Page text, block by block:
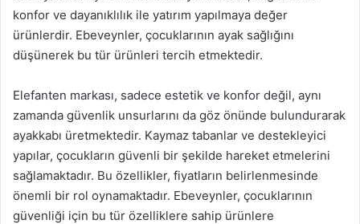
konfor ve dayanıklılık ile yatırım yapılmaya değer
ürünlerdir. Ebeveynler, çocuklarının ayak sağlığını
düşünerek bu tür ürünleri tercih etmektedir.
Elefanten markası, sadece estetik ve konfor değil, aynı
zamanda güvenlik unsurlarını da göz önünde bulundurarak
ayakkabı üretmektedir. Kaymaz tabanlar ve destekleyici
yapılar, çocukların güvenli bir şekilde hareket etmelerini
sağlamaktadır. Bu özellikler, fiyatların belirlenmesinde
önemli bir rol oynamaktadır. Ebeveynler, çocuklarının
güvenliği için bu tür özelliklere sahip ürünlere